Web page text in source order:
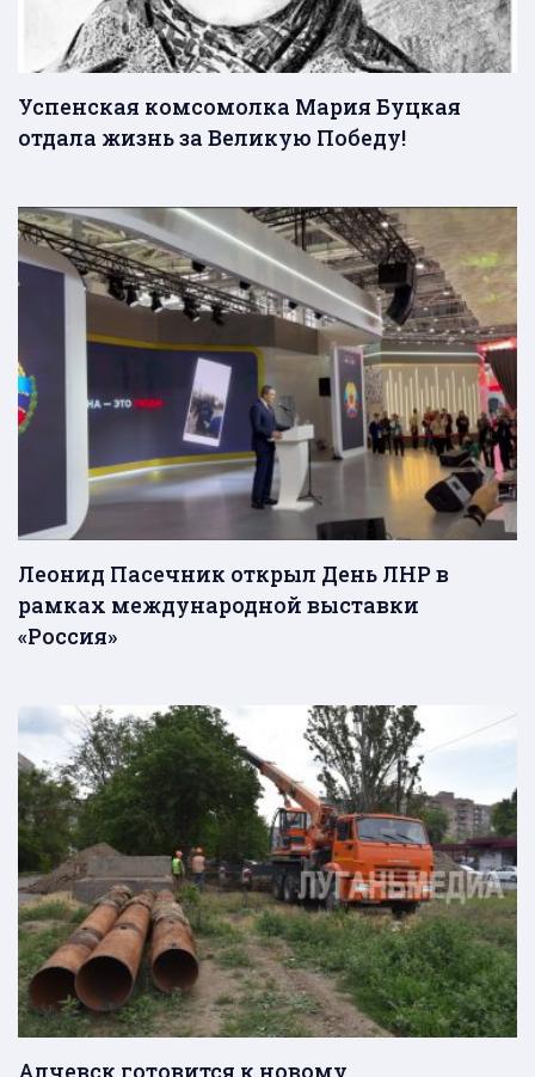
Успенская комсомолка Мария Буцкая
отдала жизнь за Великую Победу!
Леонид Пасечник открыл День ЛНР в
рамках международной выставки
«Россия»